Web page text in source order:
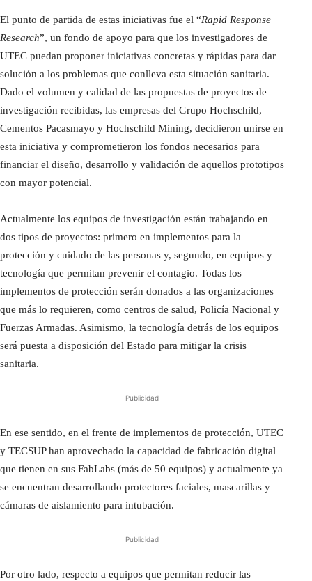
El punto de partida de estas iniciativas fue el “Rapid Response
Research”, un fondo de apoyo para que los investigadores de
UTEC puedan proponer iniciativas concretas y rápidas para dar
solución a los problemas que conlleva esta situación sanitaria.
Dado el volumen y calidad de las propuestas de proyectos de
investigación recibidas, las empresas del Grupo Hochschild,
Cementos Pacasmayo y Hochschild Mining, decidieron unirse en
esta iniciativa y comprometieron los fondos necesarios para
financiar el diseño, desarrollo y validación de aquellos prototipos
con mayor potencial.
Actualmente los equipos de investigación están trabajando en
dos tipos de proyectos: primero en implementos para la
protección y cuidado de las personas y, segundo, en equipos y
tecnología que permitan prevenir el contagio. Todas los
implementos de protección serán donados a las organizaciones
que más lo requieren, como centros de salud, Policía Nacional y
Fuerzas Armadas. Asimismo, la tecnología detrás de los equipos
será puesta a disposición del Estado para mitigar la crisis
sanitaria.
Publicidad
En ese sentido, en el frente de implementos de protección, UTEC
y TECSUP han aprovechado la capacidad de fabricación digital
que tienen en sus FabLabs (más de 50 equipos) y actualmente ya
se encuentran desarrollando protectores faciales, mascarillas y
cámaras de aislamiento para intubación.
Publicidad
Por otro lado, respecto a equipos que permitan reducir las